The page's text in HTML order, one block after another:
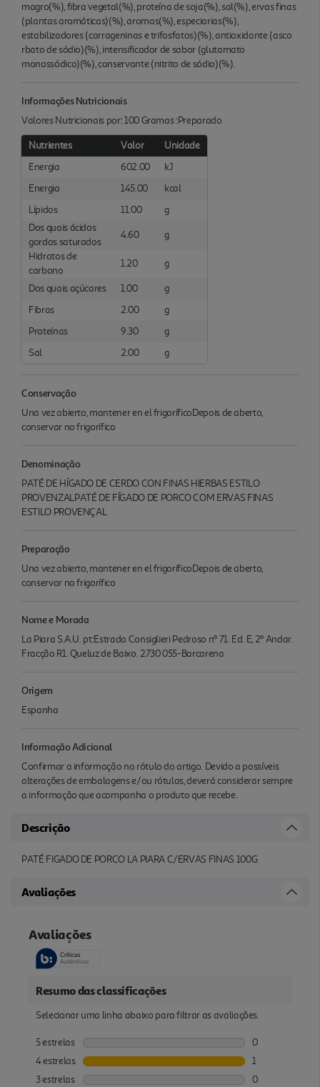
magro(%), fibra vegetal(%), proteína de soja(%), sal(%), ervas finas
(plantas aromáticas)(%), aromas(%), especiarias(%),
estabilizadores (carrageninas e trifosfatos)(%), antioxidante (asco
rbato de sódio)(%), intensificador de sabor (glutamato
monossódico)(%), conservante (nitrito de sódio)(%).
Informações Nutricionais
Valores Nutricionais por: 100 Gramas :Preparado
Nutrientes Valor
Unidade
Energia
602.00
kJ
Energia
145.00
kcal
Lípidos
11.00
g
Dos quais ácidos
gordos saturados
4.60
g
Hidratos de
carbono
1.20 g
Dos quais açúcares 1.00
g
Fibras
2.00
g
Proteínas
9.30
g
Sal
2.00 g
Conservação
Una vez abierto, mantener en el frigoríficoDepois de aberto,
conservar no frigorífico
Denominação
PATÉ DE HÍGADO DE CERDO CON FINAS HIERBAS ESTILO
PROVENZALPATÉ DE FÍGADO DE PORCO COM ERVAS FINAS
ESTILO PROVENÇAL
Preparação
Una vez abierto, mantener en el frigoríficoDepois de aberto,
conservar no frigorífico
Nome e Morada
La Piara S.A.U. pt:Estrada Consiglieri Pedroso nº 71. Ed. E, 2º Andar.
Fracção R1. Queluz de Baixo. 2730 055-Barcarena
Origem
Espanha
Informação Adicional
Confirmar a informação no rótulo do artigo. Devido a possíveis
alterações de embalagens e/ou rótulos, deverá considerar sempre
a informação que acompanha o produto que recebe.
Descrição
PATÉ FIGADO DE PORCO LA PIARA C/ERVAS FINAS 100G
Avaliações